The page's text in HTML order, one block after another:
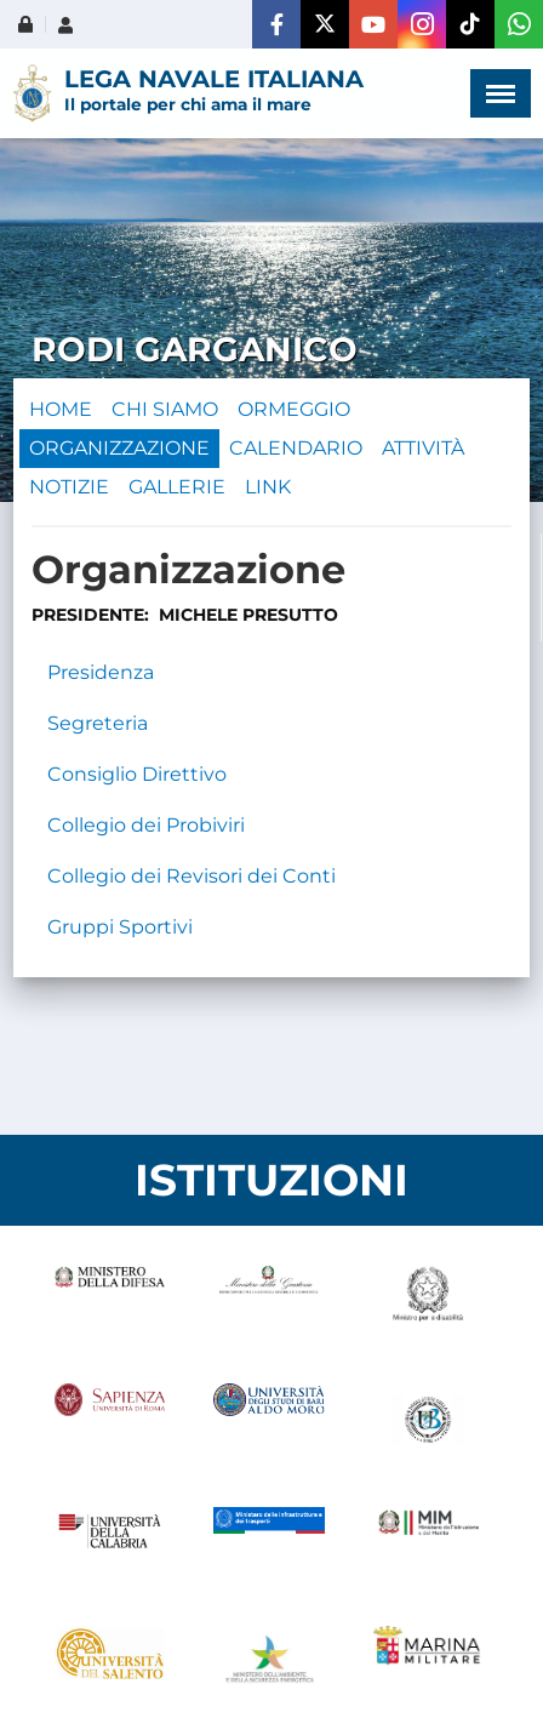
LEGA NAVALE ITALIANA
Il portale per chi ama il mare
RODI GARGANICO
HOME CHI SIAMO
ORMEGGIO
ORGANIZZAZIONE
CALENDARIO
ATTIVITÀ
NOTIZIE
GALLERIE LINK
Organizzazione
PRESIDENTE: MICHELE PRESUTTO
Presidenza
Segreteria
Consiglio Direttivo
Collegio dei Probiviri
Collegio dei Revisori dei Conti
Gruppi Sportivi
ISTITUZIONI
Menù ×
HOME
CHI SIAMO
LA VITA
DELL'ASSOCIAZIONE
COMUNICAZIONE,
PROGETTI ED EDITORIA
TRASPARENTE